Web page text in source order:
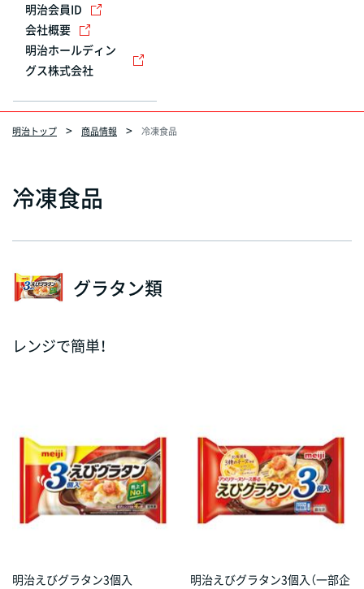
明治会員ID
会社概要
明治ホールディン
グス株式会社
明治トップ 商品情報 冷凍食品
冷凍食品
グラタン類
レンジで簡単！
明治えびグラタン3個入
明治えびグラタン3個入（一部企